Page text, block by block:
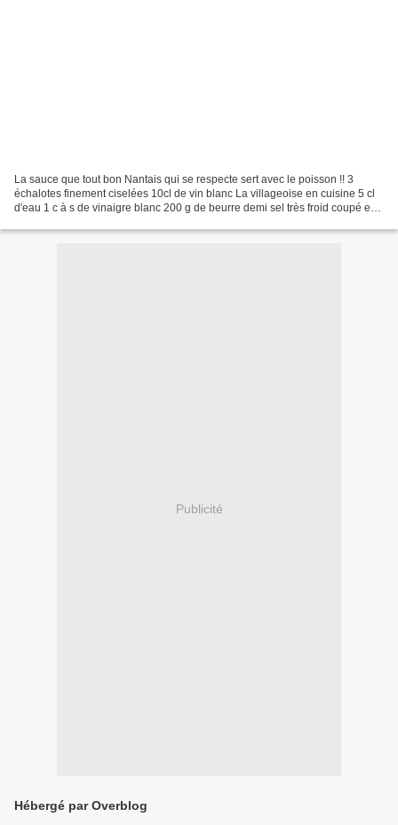
La sauce que tout bon Nantais qui se respecte sert avec le poisson !! 3
échalotes finement ciselées 10cl de vin blanc La villageoise en cuisine 5 cl
d'eau 1 c à s de vinaigre blanc 200 g de beurre demi sel très froid coupé en
Publicité
Hébergé par Overblog